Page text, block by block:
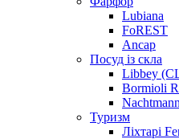
Lubiana
FoREST
Ancap
Посуд із скла
Libbey
Bormioli
Туризм
Ліхтарі